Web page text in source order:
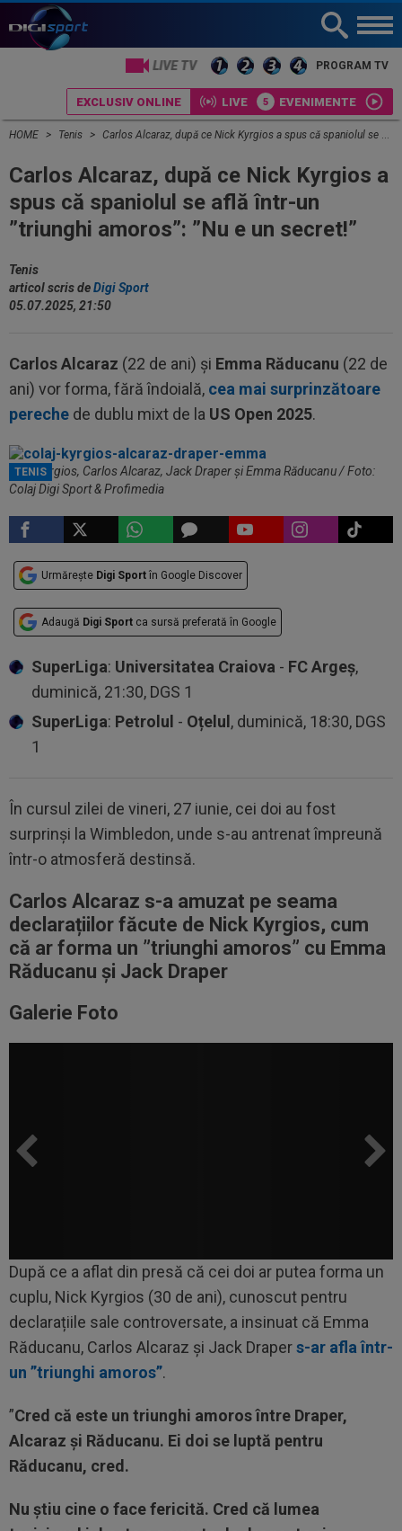
LIVE TV PROGRAM TV
EXCLUSIV ONLINE LIVE EVENIMENTE
HOME Tenis Carlos Alcaraz, după ce Nick Kyrgios a spus că spaniolul se află într-un ”triunghi amoros”: ”Nu e un secret!”
Carlos Alcaraz, după ce Nick Kyrgios a
spus că spaniolul se află într-un
”triunghi amoros”: ”Nu e un secret!”
Tenis
articol scris deDigi Sport
05.07.2025, 21:50
Carlos Alcaraz (22 de ani) și Emma Răducanu (22 de
ani) vor forma, fără îndoială, cea mai surprinzătoare
pereche de dublu mixt de la US Open 2025.
TENIS
Nick Kyrgios, Carlos Alcaraz, Jack Draper și Emma Răducanu / Foto:
Colaj Digi Sport & Profimedia
Urmărește Digi Sport în Google Discover
Adaugă Digi Sport ca sursă preferată în Google
SuperLiga: Universitatea Craiova - FC Argeș,
duminică, 21:30, DGS 1
SuperLiga: Petrolul - Oțelul , duminică, 18:30, DGS
1
În cursul zilei de vineri, 27 iunie, cei doi au fost
surprinși la Wimbledon, unde s-au antrenat împreună
într-o atmosferă destinsă.
Carlos Alcaraz s-a amuzat pe seama
declarațiilor făcute de Nick Kyrgios, cum
că ar forma un ”triunghi amoros” cu Emma
Răducanu și Jack Draper
Galerie Foto
După ce a aflat din presă că cei doi ar putea forma un
cuplu, Nick Kyrgios (30 de ani), cunoscut pentru
declarațiile sale controversate, a insinuat că Emma
Răducanu, Carlos Alcaraz și Jack Drapers-ar afla într-
un ”triunghi amoros”.
”Cred că este un triunghi amoros între Draper,
Alcaraz și Răducanu. Ei doi se luptă pentru
Răducanu, cred.
Nu știu cine o face fericită. Cred că lumea